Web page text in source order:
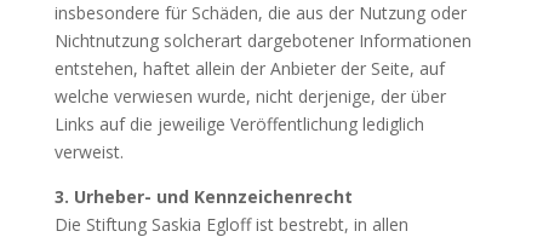
insbesondere für Schäden, die aus der Nutzung oder
Nichtnutzung solcherart dargebotener Informationen
entstehen, haftet allein der Anbieter der Seite, auf
welche verwiesen wurde, nicht derjenige, der über
Links auf die jeweilige Veröffentlichung lediglich
verweist.
3. Urheber- und Kennzeichenrecht
Die Stiftung Saskia Egloff ist bestrebt, in allen